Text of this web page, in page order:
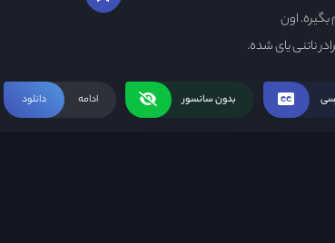
اون
ناتنی یای شده.
ادامه دانلود بدون سانسور